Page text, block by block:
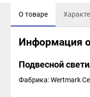
О товаре
Информация
Подвесной
Фабрика: Wertmark